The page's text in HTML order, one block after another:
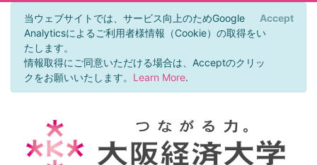
当ウェブサイトでは、サービス向上のためGoogle
Analyticsによるご利用者様情報（Cookie）の取得をい
たします。
情報取得にご同意いただける場合は、Acceptのクリッ
クをお願いいたします。 Learn More.
Accept
×